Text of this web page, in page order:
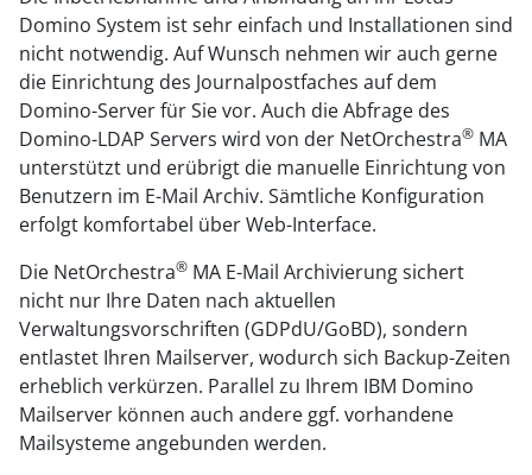
Domino System ist sehr einfach und Installationen sind
nicht notwendig. Auf Wunsch nehmen wir auch gerne
die Einrichtung des Journalpostfaches auf dem
Domino-Server für Sie vor. Auch die Abfrage des
Domino-LDAP Servers wird von der NetOrchestra® MA
unterstützt und erübrigt die manuelle Einrichtung von
Benutzern im E-Mail Archiv. Sämtliche Konfiguration
erfolgt komfortabel über Web-Interface.
Die NetOrchestra® MA E-Mail Archivierung sichert
nicht nur Ihre Daten nach aktuellen
Verwaltungsvorschriften (GDPdU/GoBD), sondern
entlastet Ihren Mailserver, wodurch sich Backup-Zeiten
erheblich verkürzen. Parallel zu Ihrem IBM Domino
Mailserver können auch andere ggf. vorhandene
Mailsysteme angebunden werden.